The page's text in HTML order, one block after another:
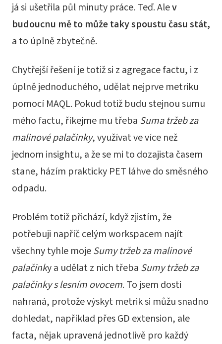
já si ušetřila půl minuty práce. Teď. Alev
budoucnu mě to může taky spoustu času stát,
a to úplně zbytečně.
Chytřejší řešení je totiž si z agregace factu, i z
úplně jednoduchého, udělat nejprve metriku
pomocí MAQL. Pokud totiž budu stejnou sumu
mého factu, říkejme mu třeba Suma tržeb za
malinové palačinky, využívat ve více než
jednom insightu, a že se mi to dozajista časem
stane, házím prakticky PET láhve do směsného
odpadu.
Problém totiž přichází, když zjistím, že
potřebuji napříč celým workspacem najít
všechny tyhle mojeSumy tržeb za malinové
palačinky a udělat z nich třeba Sumy tržeb za
palačinky s lesním ovocem. To jsem dosti
nahraná, protože výskyt metrik si můžu snadno
dohledat, například přes GD extension, ale
facta, nějak upravená jednotlivě pro každý